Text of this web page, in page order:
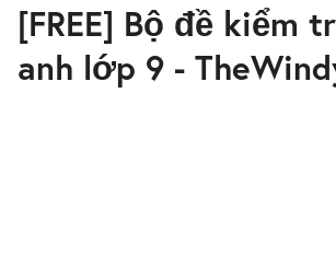
[FREE] Bộ đề kiểm
anh lớp 9 -